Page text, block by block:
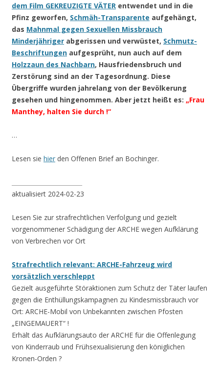
dem Film GEKREUZIGTE VÄTER entwendet und in die
Pfinz geworfen, Schmäh-Transparente aufgehängt,
das Mahnmal gegen Sexuellen Missbrauch
Minderjähriger abgerissen und verwüstet, Schmutz-
Beschriftungen aufgesprüht, nun auch auf dem
Holzzaun des Nachbarn, Hausfriedensbruch und
Zerstörung sind an der Tagesordnung. Diese
Übergriffe wurden jahrelang von der Bevölkerung
gesehen und hingenommen. Aber jetzt heißt es: „Frau
Manthey, halten Sie durch !“
…
Lesen sie hier den Offenen Brief an Bochinger.
aktualisiert 2024-02-23
Lesen Sie zur strafrechtlichen Verfolgung und gezielt
vorgenommener Schädigung der ARCHE wegen Aufklärung
von Verbrechen vor Ort
Strafrechtlich relevant: ARCHE-Fahrzeug wird
vorsätzlich verschleppt
Gezielt ausgeführte Störaktionen zum Schutz der Täter laufen
gegen die Enthüllungskampagnen zu Kindesmissbrauch vor
Ort: ARCHE-Mobil von Unbekannten zwischen Pfosten
„EINGEMAUERT“ !
Erhält das Aufklärungsauto der ARCHE für die Offenlegung
von Kinderraub und Frühsexualisierung den königlichen
Kronen-Orden ?